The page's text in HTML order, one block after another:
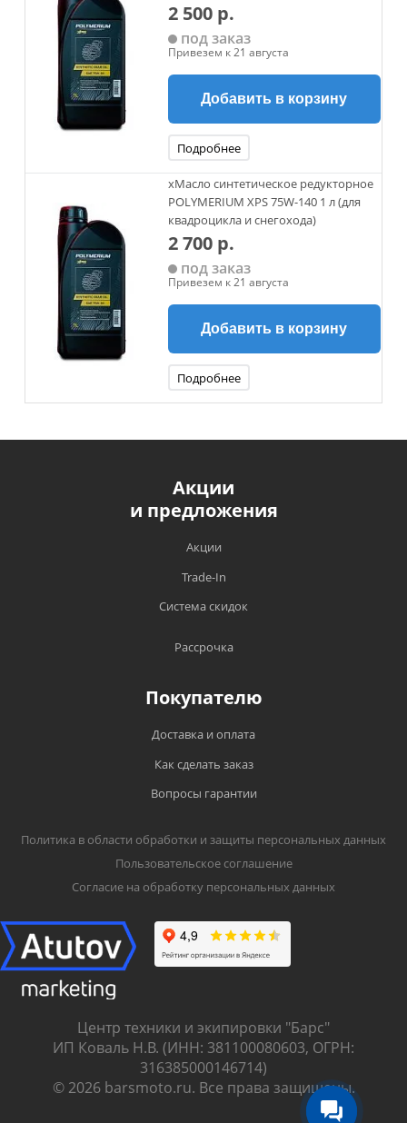
2 500 р.
под заказ
Привезем к 21 августа
Добавить в корзину
Подробнее
xМасло синтетическое редукторное
POLYMERIUM XPS 75W-140 1 л (для
квадроцикла и снегохода)
2 700 р.
под заказ
Привезем к 21 августа
Добавить в корзину
Подробнее
Акции
и предложения
Акции
Trade-In
Система скидок
Рассрочка
Покупателю
Доставка и оплата
Как сделать заказ
Вопросы гарантии
Политика в области обработки и защиты персональных данных
Пользовательское соглашение
Согласие на обработку персональных данных
Центр техники и экипировки "Барс"
ИП Коваль Н.В. (ИНН: 381100080603, ОГРН:
316385000146714)
© 2026 barsmoto.ru. Все права защищены.